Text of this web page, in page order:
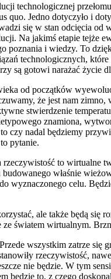
technologicznej
quo. Jedno dotyczyło i
się w stan odcięcia od
Na jakimś etapie tejże
poznania i wiedzy. To
technologicznych,
są gotowi narażać
od początków
że jest nam
stwierdzenie
znamiona,
czy nadal będziemy
pytanie.
to wirtualne
właśnie
wyznaczonego celu.
ale także będą
światem wirtualnym.
wszystkim zatrze
rzeczywistość,
nie będzie. W tym
to, z czego